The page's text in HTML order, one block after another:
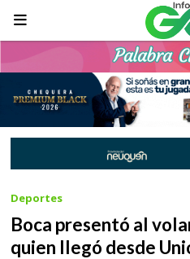
Boca presentó al
quien llegó desde
Deportes